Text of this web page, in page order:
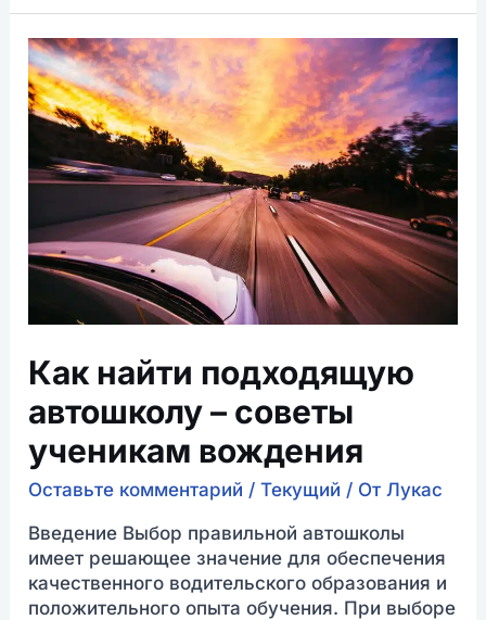
Как найти подходящую
автошколу – советы
ученикам вождения
Оставьте комментарий /Текущий / ОтЛукас
Введение Выбор правильной автошколы
имеет решающее значение для обеспечения
качественного водительского образования и
положительного опыта обучения. При выборе
Как
найти
подходящую
автошколу
советы
вождения